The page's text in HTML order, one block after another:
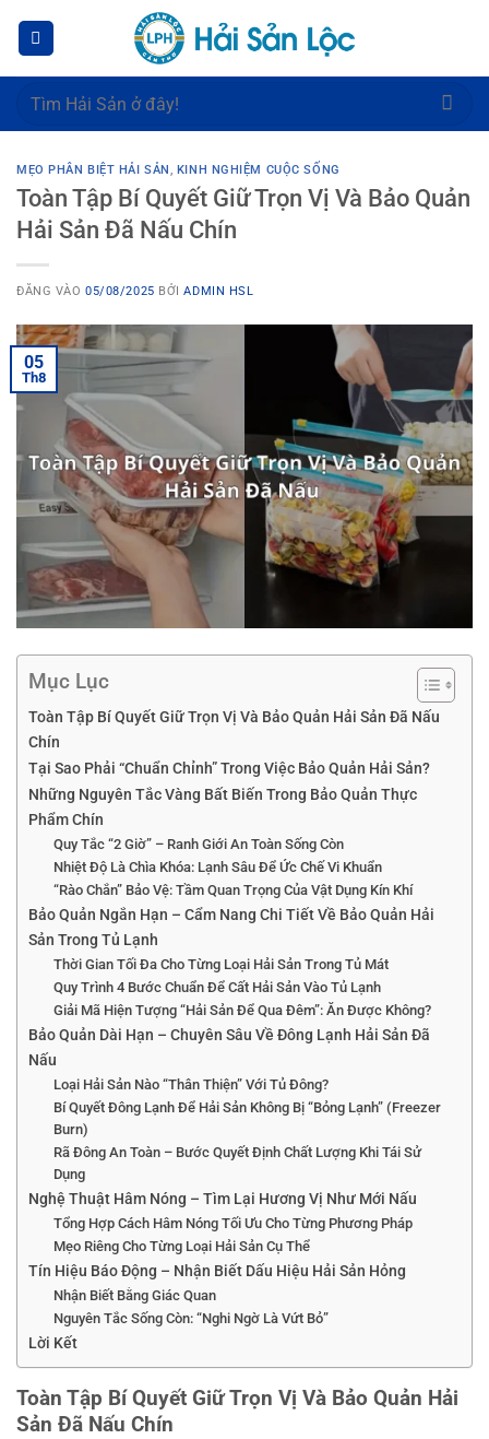
dung
Tìm
MẸO PHÂN BIỆT HẢI SẢN , KINH NGHIỆM CUỘC SỐNG
Toàn Tập Bí Quyết Giữ Trọn Vị Và Bảo Quản
Hải Sản Đã Nấu Chín
ĐĂNG VÀO05/08/2025 BỞIADMIN HSL
05
Th8
Mục Lục
Toàn Tập Bí Quyết Giữ Trọn Vị Và Bảo Quản Hải Sản Đã Nấu
Chín
Tại Sao Phải “Chuẩn Chỉnh” Trong Việc Bảo Quản Hải Sản?
Những Nguyên Tắc Vàng Bất Biến Trong Bảo Quản Thực
Phẩm Chín
Quy Tắc “2 Giờ” – Ranh Giới An Toàn Sống Còn
Nhiệt Độ Là Chìa Khóa: Lạnh Sâu Để Ức Chế Vi Khuẩn
“Rào Chắn” Bảo Vệ: Tầm Quan Trọng Của Vật Dụng Kín Khí
Bảo Quản Ngắn Hạn – Cẩm Nang Chi Tiết Về Bảo Quản Hải
Sản Trong Tủ Lạnh
Thời Gian Tối Đa Cho Từng Loại Hải Sản Trong Tủ Mát
Quy Trình 4 Bước Chuẩn Để Cất Hải Sản Vào Tủ Lạnh
Giải Mã Hiện Tượng “Hải Sản Để Qua Đêm”: Ăn Được Không?
Bảo Quản Dài Hạn – Chuyên Sâu Về Đông Lạnh Hải Sản Đã
Nấu
Loại Hải Sản Nào “Thân Thiện” Với Tủ Đông?
Bí Quyết Đông Lạnh Để Hải Sản Không Bị “Bỏng Lạnh” (Freezer
Burn)
Rã Đông An Toàn – Bước Quyết Định Chất Lượng Khi Tái Sử
Dụng
Nghệ Thuật Hâm Nóng – Tìm Lại Hương Vị Như Mới Nấu
Tổng Hợp Cách Hâm Nóng Tối Ưu Cho Từng Phương Pháp
Mẹo Riêng Cho Từng Loại Hải Sản Cụ Thể
Tín Hiệu Báo Động – Nhận Biết Dấu Hiệu Hải Sản Hỏng
Nhận Biết Bằng Giác Quan
Nguyên Tắc Sống Còn: “Nghi Ngờ Là Vứt Bỏ”
Lời Kết
Toàn Tập Bí Quyết Giữ Trọn Vị Và Bảo Quản Hải
Sản Đã Nấu Chín